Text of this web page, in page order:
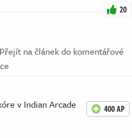
20
na článek do komentářové
v Indian Arcade
400 AP